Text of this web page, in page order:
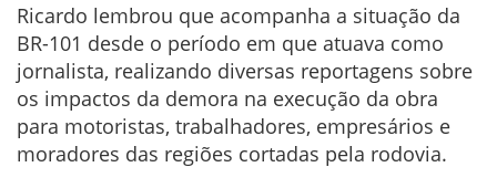
Ricardo lembrou que acompanha a situação da
BR-101 desde o período em que atuava como
jornalista, realizando diversas reportagens sobre
os impactos da demora na execução da obra
para motoristas, trabalhadores, empresários e
moradores das regiões cortadas pela rodovia.